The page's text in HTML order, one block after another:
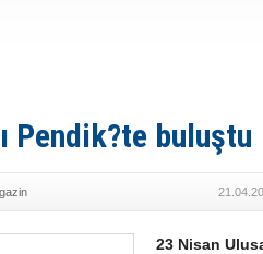
Pendik?te buluştu
23 Nisan